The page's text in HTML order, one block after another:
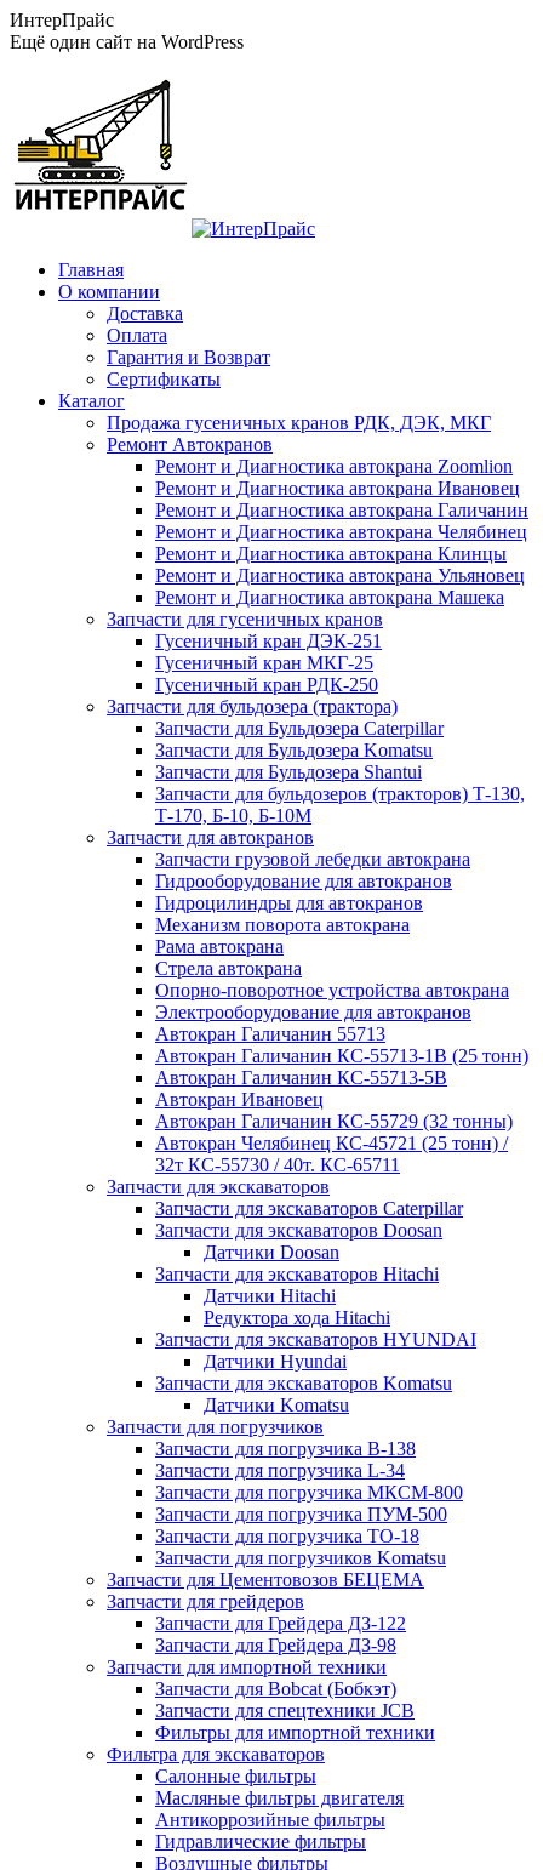
Перейти
к
ИнтерПрайс
Ещё один сайт на WordPress
Главная
О компании
Доставка
Оплата
Гарантия и Возврат
Сертификаты
Каталог
Продажа гусеничных кранов РДК, ДЭК, МКГ
Ремонт Автокранов
Ремонт и Диагностика автокрана Zoomlion
Ремонт и Диагностика автокрана Ивановец
Ремонт и Диагностика автокрана Галичанин
Ремонт и Диагностика автокрана Челябинец
Ремонт и Диагностика автокрана Клинцы
Ремонт и Диагностика автокрана Ульяновец
Ремонт и Диагностика автокрана Машека
Запчасти для гусеничных кранов
Гусеничный кран ДЭК-251
Гусеничный кран МКГ-25
Гусеничный кран РДК-250
Запчасти для бульдозера (трактора)
Запчасти для Бульдозера Caterpillar
Запчасти для Бульдозера Komatsu
Запчасти для Бульдозера Shantui
Запчасти для бульдозеров (тракторов) Т-130,
Т-170, Б-10, Б-10М
Запчасти для автокранов
Запчасти грузовой лебедки автокрана
Гидрооборудование для автокранов
Гидроцилиндры для автокранов
Механизм поворота автокрана
Рама автокрана
Стрела автокрана
Опорно-поворотное устройства автокрана
Электрооборудование для автокранов
Автокран Галичанин 55713
Автокран Галичанин КС-55713-1В (25 тонн)
Автокран Галичанин КС-55713-5В
Автокран Ивановец
Автокран Галичанин КС-55729 (32 тонны)
Автокран Челябинец КС-45721 (25 тонн) /
32т КС-55730 / 40т. КС-65711
Запчасти для экскаваторов
Запчасти для экскаваторов Caterpillar
Запчасти для экскаваторов Doosan
Датчики Doosan
Запчасти для экскаваторов Hitachi
Датчики Hitachi
Редуктора хода Hitachi
Запчасти для экскаваторов HYUNDAI
Датчики Hyundai
Запчасти для экскаваторов Komatsu
Датчики Komatsu
Запчасти для погрузчиков
Запчасти для погрузчика B-138
Запчасти для погрузчика L-34
Запчасти для погрузчика МКСМ-800
Запчасти для погрузчика ПУМ-500
Запчасти для погрузчика ТО-18
Запчасти для погрузчиков Komatsu
Запчасти для Цементовозов БЕЦЕМА
Запчасти для грейдеров
Запчасти для Грейдера ДЗ-122
Запчасти для Грейдера ДЗ-98
Запчасти для импортной техники
Запчасти для Bobcat (Бобкэт)
Запчасти для спецтехники JCB
Фильтры для импортной техники
Фильтра для экскаваторов
Салонные фильтры
Масляные фильтры двигателя
Антикоррозийные фильтры
Гидравлические фильтры
Воздушные фильтры